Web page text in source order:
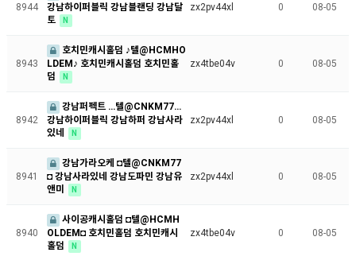
8944
강남하이퍼블릭 강남블랜딩 강남달
토
N
zx2pv44xl 0 08-05
8943
호치민캐시홀덤 ♪텔@HCMHO
LDEM♪ 호치민캐시홀덤 호치민홀
덤
N
zx4tbe04v 0 08-05
8942
강남퍼펙트 …텔@CNKM77…
강남하이퍼블릭 강남하퍼 강남사라
있네
N
zx2pv44xl 0 08-05
8941
강남가라오케 ◘텔@CNKM77
◘ 강남사라있네 강남도파민 강남유
앤미
N
zx2pv44xl 0 08-05
8940
사이공캐시홀덤 ◘텔@HCMH
OLDEM◘ 호치민홀덤 호치민캐시
홀덤
N
zx4tbe04v 0 08-05